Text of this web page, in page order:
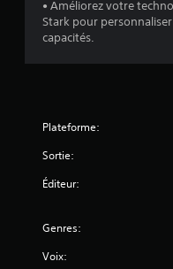
• Améliorez votre
Stark pour
capacités.
Plateforme:
Sortie:
Éditeur:
Genres:
Voix: